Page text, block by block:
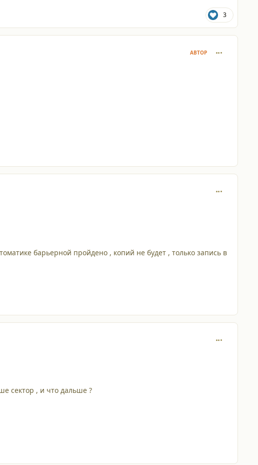
3
АВТОР
барьерной пройдено , копий не будет , только запись в
сектор , и что дальше ?